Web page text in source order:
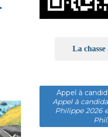
La
Appel à
Appel à
Philippe 2026